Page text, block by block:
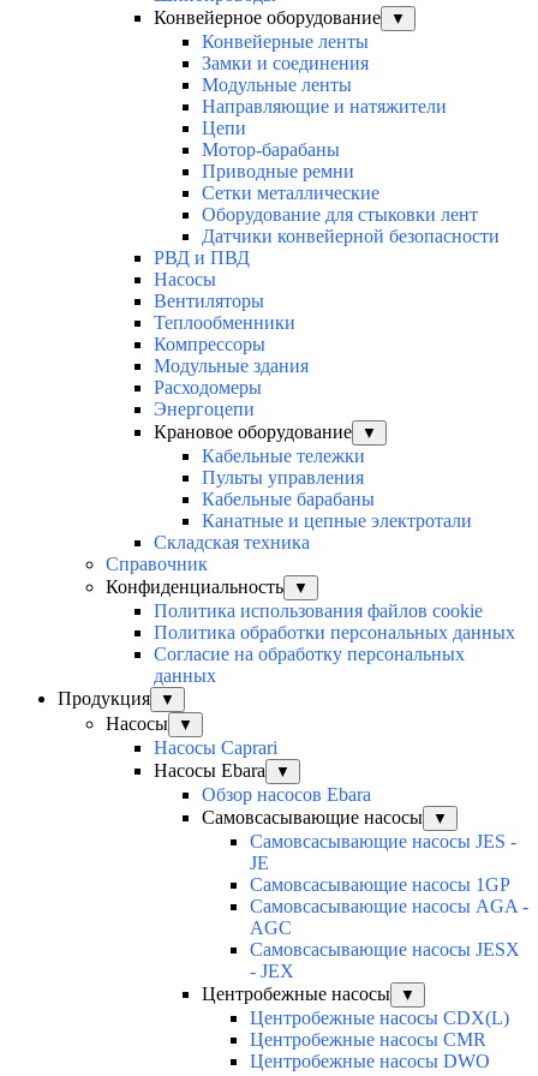
Конвейерное оборудование
▼
Конвейерные ленты
Замки и соединения
Модульные ленты
Направляющие и натяжители
Цепи
Мотор-барабаны
Приводные ремни
Сетки металлические
Оборудование для стыковки лент
Датчики конвейерной безопасности
РВД и ПВД
Насосы
Вентиляторы
Теплообменники
Компрессоры
Модульные здания
Расходомеры
Энергоцепи
Крановое оборудование
▼
Кабельные тележки
Пульты управления
Кабельные барабаны
Канатные и цепные электротали
Складская техника
Справочник
Конфиденциальность
▼
Политика использования файлов cookie
Политика обработки персональных данных
Согласие на обработку персональных
данных
Продукция
▼
Насосы ▼
Насосы Caprari
Насосы Ebara
▼
Обзор насосов Ebara
Самовсасывающие насосы
▼
Самовсасывающие насосы JES -
JE
Самовсасывающие насосы 1GP
Самовсасывающие насосы AGA -
AGC
Самовсасывающие насосы JESX
- JEX
Центробежные насосы
▼
Центробежные насосы CDX(L)
Центробежные насосы CMR
Центробежные насосы DWO